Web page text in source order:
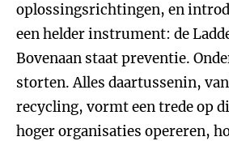
oplossingsrichtingen, en
een helder instrument: de
Bovenaan staat preventie.
storten. Alles daartussenin,
recycling, vormt een trede op
hoger organisaties opereren,